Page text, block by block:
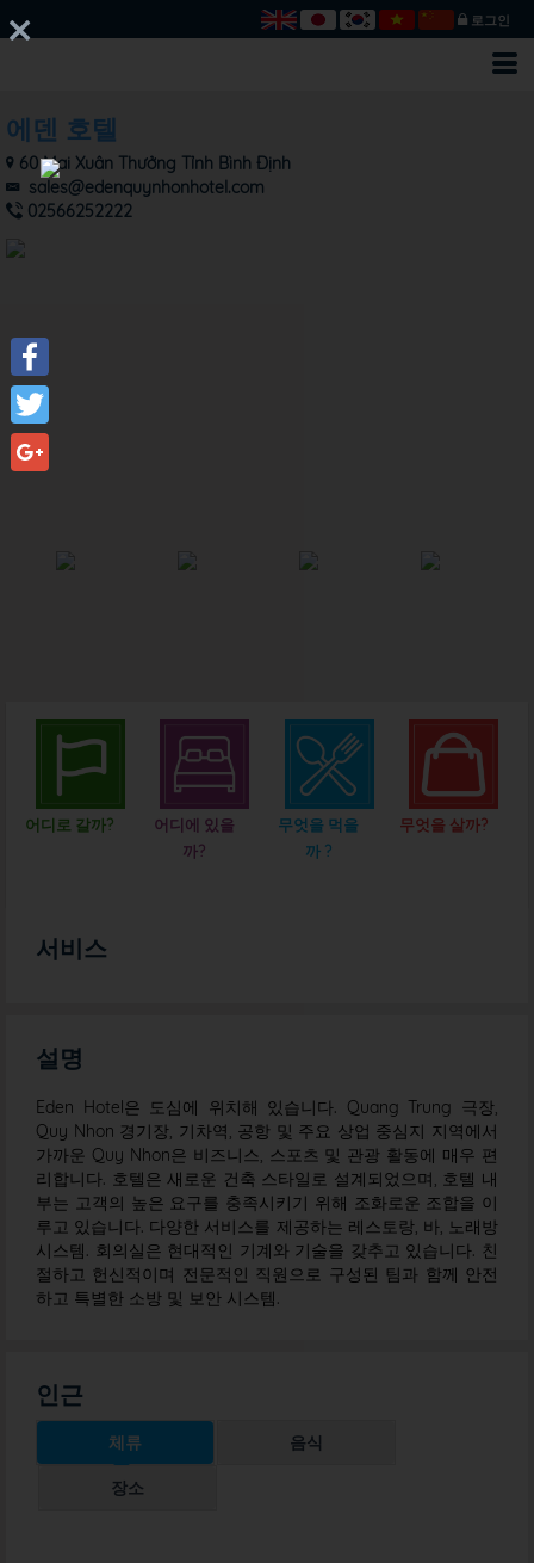
로그인
Facebook
Twitter
에덴 호텔
60 Mai Xuân Thưởng Tỉnh Bình Định
sales@edenquynhonhotel.com
02566252222
어디로 갈까?
어디에 있을
까?
무엇을 먹을
까 ?
무엇을 살까?
서비스
설명
Eden Hotel은 도심에 위치해 있습니다. Quang Trung 극장,
Quy Nhon 경기장, 기차역, 공항 및 주요 상업 중심지 지역에서
가까운 Quy Nhon은 비즈니스, 스포츠 및 관광 활동에 매우 편
리합니다. 호텔은 새로운 건축 스타일로 설계되었으며, 호텔 내
부는 고객의 높은 요구를 충족시키기 위해 조화로운 조합을 이
루고 있습니다. 다양한 서비스를 제공하는 레스토랑, 바, 노래방
시스템. 회의실은 현대적인 기계와 기술을 갖추고 있습니다. 친
절하고 헌신적이며 전문적인 직원으로 구성된 팀과 함께 안전
하고 특별한 소방 및 보안 시스템.
인근
체류 음식
장소